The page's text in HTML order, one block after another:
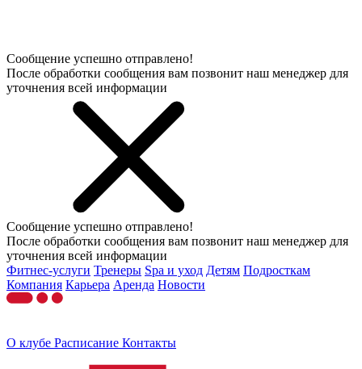
Сообщение успешно отправлено!
После обработки сообщения вам позвонит наш менеджер для
уточнения всей информации
Сообщение успешно отправлено!
После обработки сообщения вам позвонит наш менеджер для
уточнения всей информации
Фитнес-услуги Тренеры Spa и уход Детям Подросткам
Компания Карьера Аренда Новости
О клубе Расписание Контакты